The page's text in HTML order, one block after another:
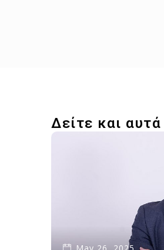
Δείτε και αυτά